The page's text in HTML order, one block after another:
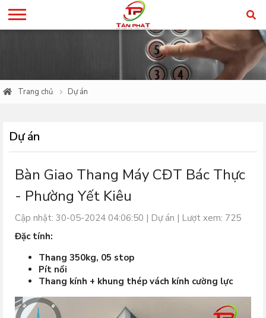
Trang chủ Dự án
Dự án
Bàn Giao Thang Máy CĐT Bác Thực
- Phường Yết Kiêu
Cập nhật: 30-05-2024 04:06:50 | Dự án | Lượt xem: 725
Đặc tính:
Thang 350kg, 05 stop
Pít nổi
Thang kính + khung thép vách kính cường lực